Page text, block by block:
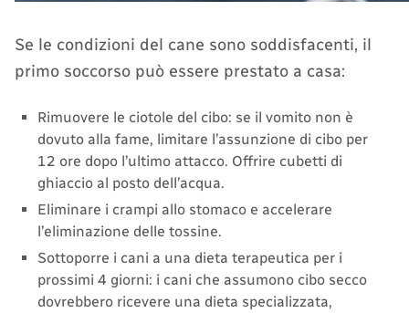
Se le condizioni del cane sono soddisfacenti, il
primo soccorso può essere prestato a casa:
Rimuovere le ciotole del cibo: se il vomito non è
dovuto alla fame, limitare l’assunzione di cibo per
12 ore dopo l’ultimo attacco. Offrire cubetti di
ghiaccio al posto dell’acqua.
Eliminare i crampi allo stomaco e accelerare
l’eliminazione delle tossine.
Sottoporre i cani a una dieta terapeutica per i
prossimi 4 giorni: i cani che assumono cibo secco
dovrebbero ricevere una dieta specializzata,